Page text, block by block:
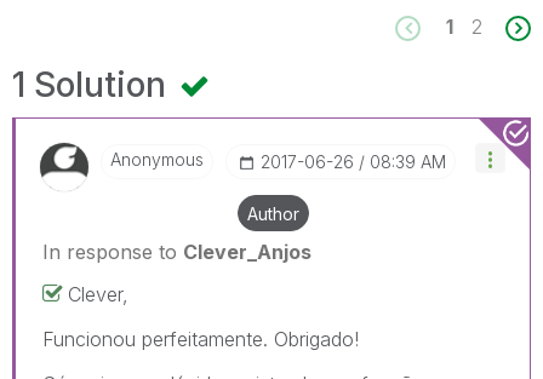
1 2
1 Solution
Anonymous ‎2017-06-26 08:39 AM
Author
In response to Clever_Anjos
Clever,
Funcionou perfeitamente. Obrigado!